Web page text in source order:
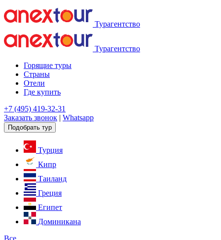
Турагентство
Турагентство
Горящие туры
Страны
Отели
Где купить
+7 (495) 419-32-31
Заказать звонок | Whatsapp
Подобрать тур
Турция
Кипр
Таиланд
Греция
Египет
Доминикана
Все